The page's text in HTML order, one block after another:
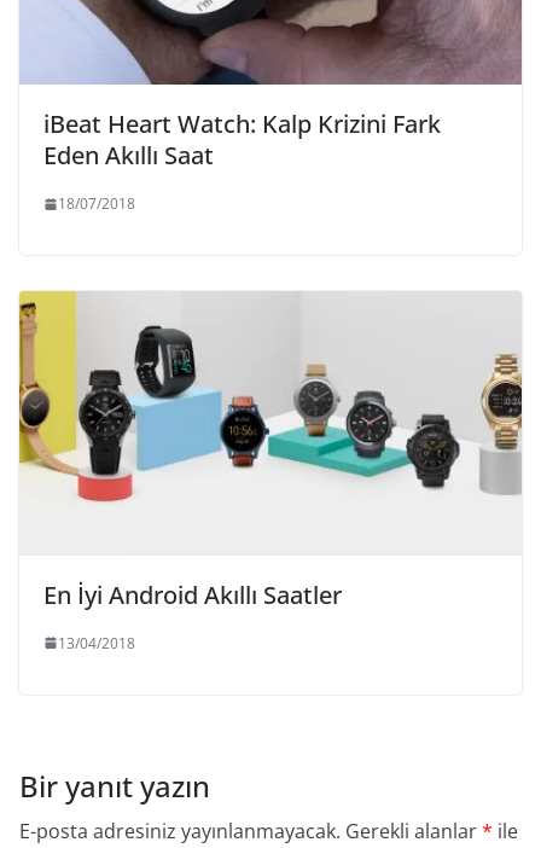
iBeat Heart Watch: Kalp Krizini Fark
Eden Akıllı Saat
18/07/2018
En İyi Android Akıllı Saatler
13/04/2018
Bir yanıt yazın
E-posta adresiniz yayınlanmayacak. Gerekli alanlar* ile